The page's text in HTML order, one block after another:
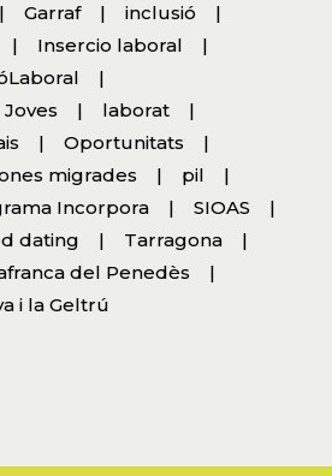
Garraf
inclusió
Insercio laboral
Joves
laborat
Oportunitats
migrades
pil
Incorpora
SIOAS
dating
Tarragona
del Penedès
i la Geltrú